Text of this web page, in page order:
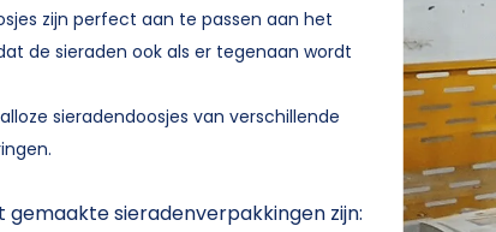
zijn perfect aan te passen aan het
de sieraden ook als er tegenaan wordt
sieradendoosjes van verschillende
sieradenverpakkingen zijn: